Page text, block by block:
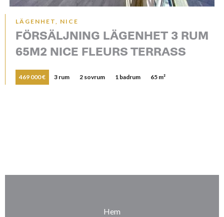
LÄGENHET, NICE
FÖRSÄLJNING LÄGENHET 3 RUM
65M2 NICE FLEURS TERRASS
469 000 € 3 rum 2 sovrum 1 badrum 65 m²
Hem